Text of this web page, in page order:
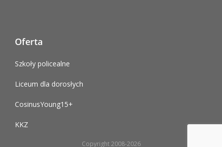
Oferta
Szkoły policealne
Liceum dla dorosłych
CosinusYoung15+
KKZ
Copyright 2008-2026